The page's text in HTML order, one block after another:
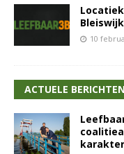
Bleiswijk
10
ACTUELE BERICHTEN